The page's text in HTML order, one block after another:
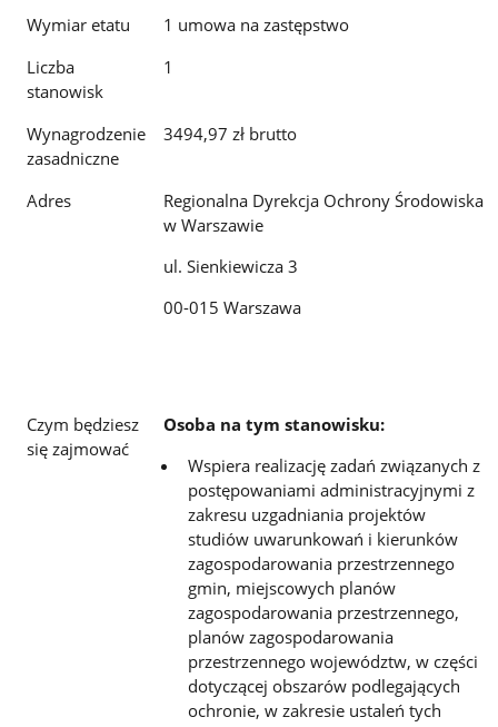
Wymiar etatu
1 umowa na zastępstwo
Liczba
stanowisk
1
Wynagrodzenie
zasadniczne
3494,97 zł brutto
Adres
Regionalna Dyrekcja Ochrony Środowiska
w Warszawie
ul. Sienkiewicza 3
00-015 Warszawa
Czym będziesz
się zajmować
Osoba na tym stanowisku:
Wspiera realizację zadań związanych z
postępowaniami administracyjnymi z
zakresu uzgadniania projektów
studiów uwarunkowań i kierunków
zagospodarowania przestrzennego
gmin, miejscowych planów
zagospodarowania przestrzennego,
planów zagospodarowania
przestrzennego województw, w części
dotyczącej obszarów podlegających
ochronie, w zakresie ustaleń tych